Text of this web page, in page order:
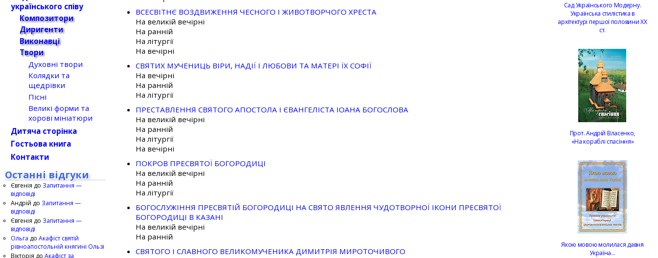
ВСЕСВІТНЄ ВОЗДВИЖЕННЯ ЧЕСНОГО І ЖИВОТВОРЧОГО ХРЕСТА
На великій вечірні
На ранній
На літургії
На вечірні
СВЯТИХ МУЧЕНИЦЬ ВІРИ, НАДІЇ І ЛЮБОВИ ТА МАТЕРІ ЇХ СОФІЇ
На вечірні
На ранній
На літургії
ПРЕСТАВЛЕННЯ СВЯТОГО АПОСТОЛА І ЄВАНГЕЛІСТА ІОАНА БОГОСЛОВА
На великій вечірні
На ранній
На літургії
На вечірні
ПОКРОВ ПРЕСВЯТОЇ БОГОРОДИЦІ
На великій вечірні
На ранній
На літургії
БОГОСЛУЖІННЯ ПРЕСВЯТІЙ БОГОРОДИЦІ НА СВЯТО ЯВЛЕННЯ ЧУДОТВОРНОЇ ІКОНИ ПРЕСВЯТОЇ
БОГОРОДИЦІ В КАЗАНІ
На великій вечірні
На ранній
СВЯТОГО І СЛАВНОГО ВЕЛИКОМУЧЕНИКА ДИМИТРІЯ МИРОТОЧИВОГО
українського співу
Композитори
Диригенти
Виконавці
Твори
Духовні твори
Колядки та
щедрівки
Пісні
Великі форми та
хорові мініатюри
Дитяча сторінка
Гостьова книга
Контакти
Останні відгуки
Євгенія до Запитання —
відповіді
Андрій до Запитання —
відповіді
Євгенія до Запитання —
відповіді
Ольга до Акафіст святій
рівноапостольній княгині Ользі
Вікторія до Акафіст за
Сад Українського Модерну.
Українська стилістика в
архітектурі першої половини ХХ
ст.
Прот. Андрій Власенко,
«На кораблі спасіння»
Якою мовою молилася давня
Україна…